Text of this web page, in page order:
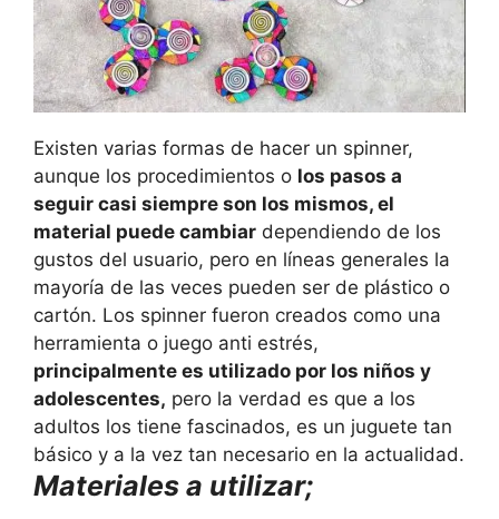
Existen varias formas de hacer un spinner,
aunque los procedimientos o los pasos a
seguir casi siempre son los mismos, el
material puede cambiar dependiendo de los
gustos del usuario, pero en líneas generales la
mayoría de las veces pueden ser de plástico o
cartón. Los spinner fueron creados como una
herramienta o juego anti estrés,
principalmente es utilizado por los niños y
adolescentes, pero la verdad es que a los
adultos los tiene fascinados, es un juguete tan
básico y a la vez tan necesario en la actualidad.
Materiales a utilizar;